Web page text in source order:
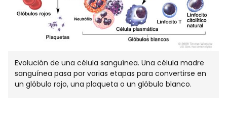
Evolución de una célula sanguínea. Una célula madre
sanguínea pasa por varias etapas para convertirse en
un glóbulo rojo, una plaqueta o un glóbulo blanco.